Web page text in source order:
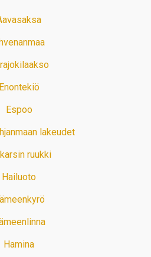
Enontekiö
Espoo
lakeudet
ruukki
Hailuoto
Hamina